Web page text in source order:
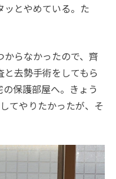
ッとやめている。た
らなかったので、齊
去勢手術をしてもら
保護部屋へ。きょう
てやりたかったが、そ